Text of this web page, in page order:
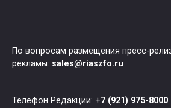
По вопросам размещения пресс-
рекламы: sales@riaszfo.ru
Телефон Редакции: +7 (921) 975-8000